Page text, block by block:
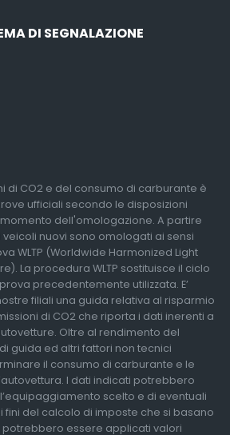
DI SEGNALAZIONE
di CO2 e del consumo di carburante è
ufficiali secondo le disposizioni
dell'omologazione. A partire
veicoli nuovi sono omologati ai sensi
WLTP (Worldwide Harmonized Light
La procedura WLTP sostituisce il ciclo
precedentemente utilizzata. E’
filiali una guida relativa al risparmio
di CO2 che riporta i dati inerenti a
Oltre al rendimento del
guida ed altri fattori non tecnici
il consumo di carburante e le
I dati indicati potrebbero
scelto e di eventuali
fini del calcolo di imposte che si basano
potrebbero essere applicati valori